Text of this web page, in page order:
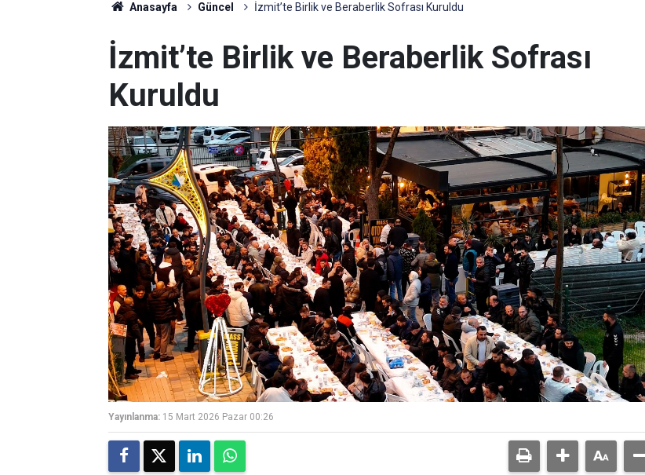
Anasayfa Güncel İzmit’te Birlik ve Beraberlik Sofrası Kuruldu
İzmit’te Birlik ve Beraberlik Sofrası
Kuruldu
Yayınlanma: 15 Mart 2026 Pazar 00:26